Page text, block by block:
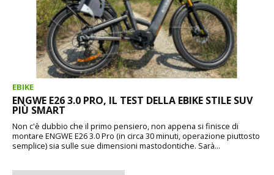
EBIKE
ENGWE E26 3.0 PRO, IL TEST DELLA EBIKE STILE SUV
PIÙ SMART
Non c'è dubbio che il primo pensiero, non appena si finisce di
montare ENGWE E26 3.0 Pro (in circa 30 minuti, operazione piuttosto
semplice) sia sulle sue dimensioni mastodontiche. Sarà...